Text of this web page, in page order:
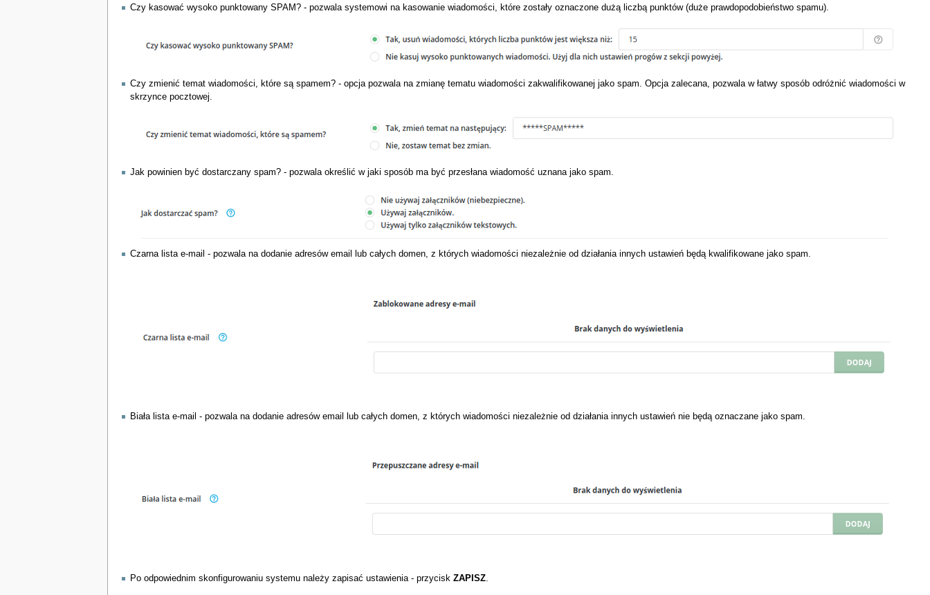
Czy kasować wysoko punktowany SPAM? - pozwala systemowi na kasowanie wiadomości, które zostały oznaczone dużą liczbą punktów (duże prawdopodobieństwo spamu).
Czy zmienić temat wiadomości, które są spamem? - opcja pozwala na zmianę tematu wiadomości zakwalifikowanej jako spam. Opcja zalecana, pozwala w łatwy sposób odróżnić wiadomości w
skrzynce pocztowej.
Jak powinien być dostarczany spam? - pozwala określić w jaki sposób ma być przesłana wiadomość uznana jako spam.
Czarna lista e-mail - pozwala na dodanie adresów email lub całych domen, z których wiadomości niezależnie od działania innych ustawień będą kwalifikowane jako spam.
Biała lista e-mail - pozwala na dodanie adresów email lub całych domen, z których wiadomości niezależnie od działania innych ustawień nie będą oznaczane jako spam.
Po odpowiednim skonfigurowaniu systemu należy zapisać ustawienia - przycisk ZAPISZ.